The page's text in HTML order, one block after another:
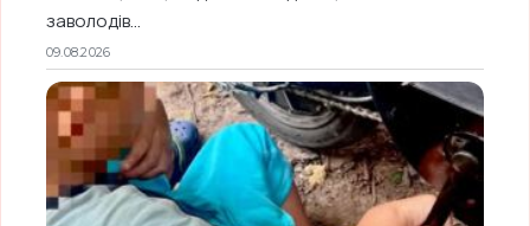
заволодів...
09.08.2026